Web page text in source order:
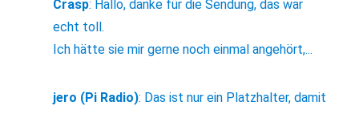
Crasp: Hallo, danke für die Sendung, das war
echt toll.
Ich hätte sie mir gerne noch einmal angehört,...
jero (Pi Radio): Das ist nur ein Platzhalter, damit